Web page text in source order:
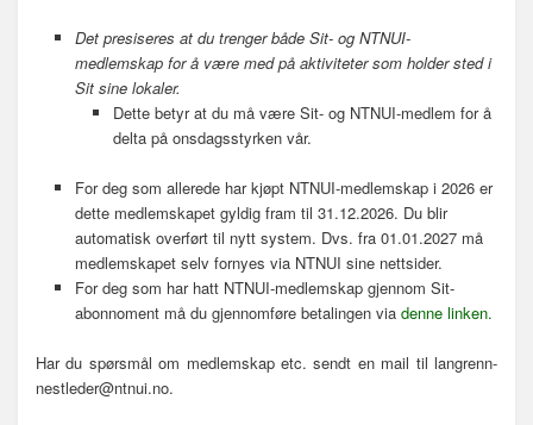
Det presiseres at du trenger både Sit- og NTNUI-
medlemskap for å være med på aktiviteter som holder sted i
Sit sine lokaler.
Dette betyr at du må være Sit- og NTNUI-medlem for å
delta på onsdagsstyrken vår.
For deg som allerede har kjøpt NTNUI-medlemskap i 2026 er
dette medlemskapet gyldig fram til 31.12.2026. Du blir
automatisk overført til nytt system. Dvs. fra 01.01.2027 må
medlemskapet selv fornyes via NTNUI sine nettsider.
For deg som har hatt NTNUI-medlemskap gjennom Sit-
abonnoment må du gjennomføre betalingen via denne linken.
Har du spørsmål om medlemskap etc. sendt en mail til langrenn-
nestleder@ntnui.no.